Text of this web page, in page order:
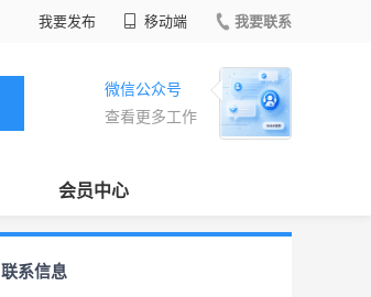
我要发布 移动端 我要联系
微信公众号
查看更多工作
会员中心
联系信息